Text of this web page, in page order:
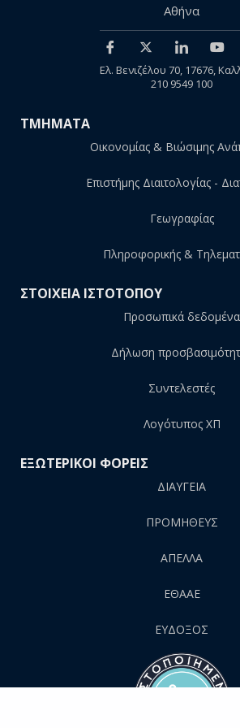
Αθήνα
Ελ. Βενιζέλου 70, 17676,
210 9549 100
ΤΜΗΜΑΤΑ
Οικονομίας & Βιώσιμης
Επιστήμης Διαιτολογίας -
Γεωγραφίας
Πληροφορικής &
ΣΤΟΙΧΕΙΑ ΙΣΤΟΤΟΠΟΥ
Προσωπικά δεδομένα
Δήλωση
Συντελεστές
Λογότυπος ΧΠ
ΕΞΩΤΕΡΙΚΟΙ ΦΟΡΕΙΣ
ΔΙΑΥΓΕΙΑ
ΠΡΟΜΗΘΕΥΣ
AΠΕΛΛΑ
ΕΘΑΑΕ
ΕΥΔΟΞΟΣ